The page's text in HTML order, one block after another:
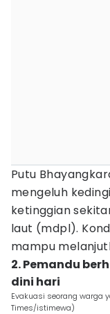
Putu
mengeluh
ketinggian
laut (mdpl).
mampu
2. Pemandu
dini hari
Evakuasi seorang warga
Times/istimewa)